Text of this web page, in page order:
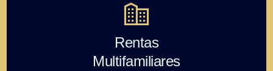
Rentas
Multifamiliares